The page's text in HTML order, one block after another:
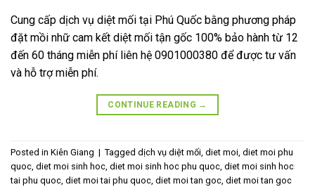
Cung cấp dịch vụ diệt mối tại Phú Quốc bằng phương pháp
đặt mồi nhữ cam kết diệt mối tận gốc 100% bảo hành từ 12
đến 60 tháng miễn phí liên hệ 0901000380 để được tư vấn
và hỗ trợ miễn phí.
CONTINUE READING →
Posted in Kiên Giang | Tagged dịch vụ diệt mối, diet moi, diet moi phu
quoc, diet moi sinh hoc, diet moi sinh hoc phu quoc, diet moi sinh hoc
tai phu quoc, diet moi tai phu quoc, diet moi tan goc, diet moi tan goc